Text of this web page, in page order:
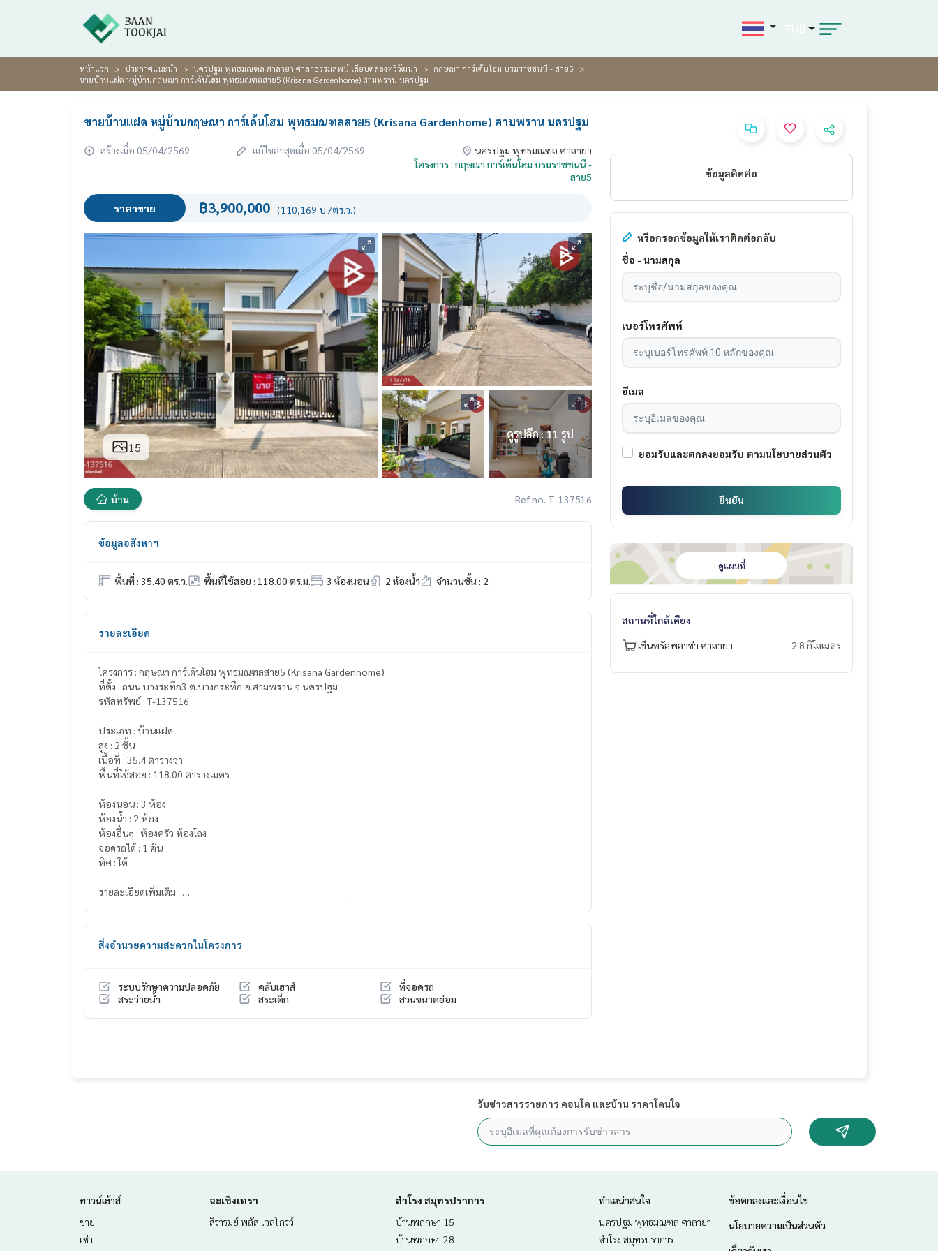
หน้าแรก ประกาศแนะนำ นครปฐม พุทธมณฑล ศาลายา ศาลาธรรมสพน์ เลียบคลองทวีวัฒนา
กฤษณา การ์เด้นโฮม บรมราชชนนี - สาย5
ขายบ้านแฝด หมู่บ้านกฤษณา การ์เด้นโฮม พุทธมณฑลสาย5 (Krisana Gardenhome) สามพราน นครปฐม
ขายบ้านแฝด หมู่บ้านกฤษณา การ์เด้นโฮม พุทธมณฑลสาย5 (Krisana Gardenhome) สามพราน นครปฐม
สร้างเมื่อ 05/04/2569 แก้ไขล่าสุดเมื่อ 05/04/2569
นครปฐม พุทธมณฑล ศาลายา
โครงการ : กฤษณา การ์เด้นโฮม บรมราชชนนี -
สาย5
ราคาขาย ฿3,900,000 (110,169 บ./ตร.ว.)
15
ดูรูปอีก : 11 รูป
บ้าน Ref no. T-137516
ข้อมูลอสังหาฯ
พื้นที่ : 35.40 ตร.ว. พื้นที่ใช้สอย : 118.00 ตร.ม. 3 ห้องนอน 2 ห้องน้ำ จำนวนชั้น : 2
รายละเอียด
โครงการ : กฤษณา การ์เด้นโฮม พุทธมณฑลสาย5 (Krisana Gardenhome)
ที่ตั้ง : ถนน บางระทึก3 ต.บางกระทึก อ.สามพราน จ.นครปฐม
รหัสทรัพย์ : T-137516
ประเภท : บ้านแฝด
สูง : 2 ชั้น
เนื้อที่ : 35.4 ตารางวา
พื้นที่ใช้สอย : 118.00 ตารางเมตร
ห้องนอน : 3 ห้อง
ห้องน้ำ : 2 ห้อง
ห้องอื่นๆ : ห้องครัว ห้องโถง
จอดรถได้ : 1 คัน
ทิศ : ใต้
รายละเอียดเพิ่มเติม :
ของแถม
เฟอร์นิเจอร์ห้องนอน 3 ห้อง
ครัวบิวอิน
ราคา : 3,900,000 บาท
https://maps.google.com/?q=13.76977448,100.29491678
สิ่งอำนวยความสะดวกในโครงการ
ระบบรักษาความปลอดภัย คลับเฮาส์
ที่จอดรถ
สระว่ายน้ำ
สระเด็ก สวนขนาดย่อม
ข้อมูลติดต่อ
หรือกรอกข้อมูลให้เราติดต่อกลับ
ชื่อ - นามสกุล
เบอร์โทรศัพท์
อีเมล
ยอมรับและตกลงยอมรับ ตามนโยบายส่วนตัว
ยืนยัน
ดูแผนที่
สถานที่ใกล้เคียง
เซ็นทรัลพลาซ่า ศาลายา
2.8 กิโลเมตร
รับข่าวสารรายการ คอนโด และบ้าน ราคาโดนใจ
ทาวน์เฮ้าส์
ขาย
เช่า
ฉะเชิงเทรา
สิรารมย์ พลัส เวลโกรว์
สำโรง สมุทรปราการ
บ้านพฤกษา 15
บ้านพฤกษา 28
ทำเลน่าสนใจ
นครปฐม พุทธมณฑล ศาลายา
สำโรง สมุทรปราการ
ข้อตกลงและเงื่อนไข
นโยบายความเป็นส่วนตัว